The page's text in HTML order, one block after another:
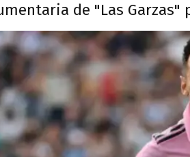
de "Las Garzas"